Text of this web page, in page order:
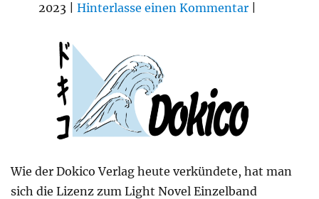
2023 |Hinterlasse einen Kommentar
Wie der Dokico Verlag heute verkündete, hat man
sich die Lizenz zum Light Novel Einzelband